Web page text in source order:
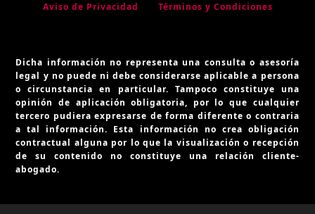
Aviso de Privacidad Términos y Condiciones
Dicha información no representa una consulta o asesoría
legal y no puede ni debe considerarse aplicable a persona
o circunstancia en particular. Tampoco constituye una
opinión de aplicación obligatoria, por lo que cualquier
tercero pudiera expresarse de forma diferente o contraria
a tal información. Esta información no crea obligación
contractual alguna por lo que la visualización o recepción
de su contenido no constituye una relación cliente-
abogado.